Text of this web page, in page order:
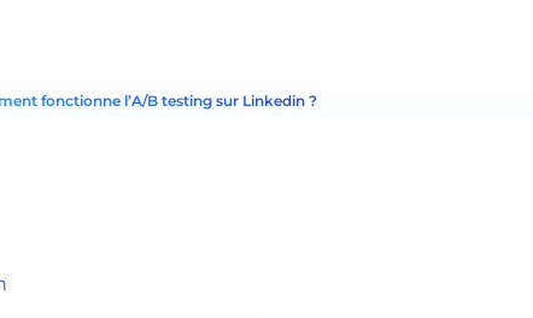
fonctionne l’A/B testing sur Linkedin ?